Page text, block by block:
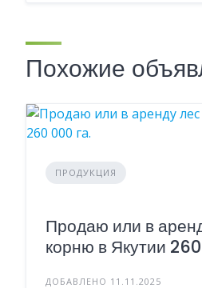
Похожие
ПРОДУКЦИЯ
Продаю или в
корню в Якутии
ДОБАВЛЕНО 11.11.2025